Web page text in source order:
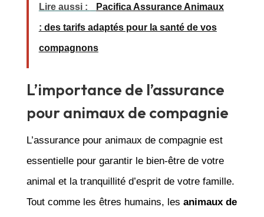
Lire aussi : Pacifica Assurance Animaux
: des tarifs adaptés pour la santé de vos
compagnons
L’importance de l’assurance
pour animaux de compagnie
L’assurance pour animaux de compagnie est
essentielle pour garantir le bien-être de votre
animal et la tranquillité d’esprit de votre famille.
Tout comme les êtres humains, les animaux de